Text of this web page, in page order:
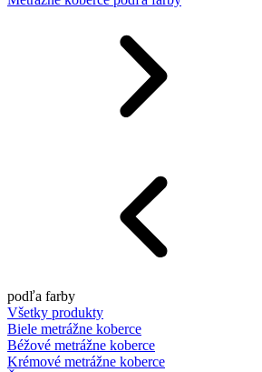
podľa farby
Všetky produkty
Biele metrážne koberce
Béžové metrážne koberce
Krémové metrážne koberce